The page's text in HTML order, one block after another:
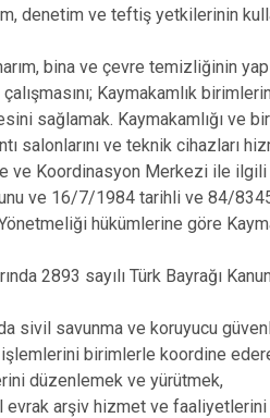
denetim ve teftiş yetkilerinin
bina ve çevre temizliğinin
Kaymakamlık
sağlamak. Kaymakamlığı ve
salonlarını ve teknik cihazları
ve Koordinasyon Merkezi ile
ve 16/7/1984 tarihli ve 84/
hükümlerine göre
2893 sayılı Türk Bayrağı
sivil savunma ve koruyucu
birimlerle koordine
düzenlemek ve yürütmek,
evrak arşiv hizmet ve